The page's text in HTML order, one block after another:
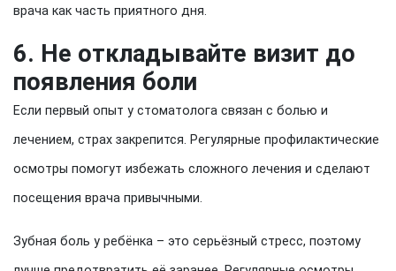
врача как часть приятного дня.
6. Не откладывайте визит до
появления боли
Если первый опыт у стоматолога связан с болью и
лечением, страх закрепится. Регулярные профилактические
осмотры помогут избежать сложного лечения и сделают
посещения врача привычными.
Зубная боль у ребёнка – это серьёзный стресс, поэтому